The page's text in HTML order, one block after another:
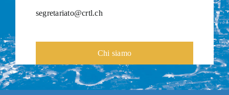
segretariato@crtl.ch
Chi siamo